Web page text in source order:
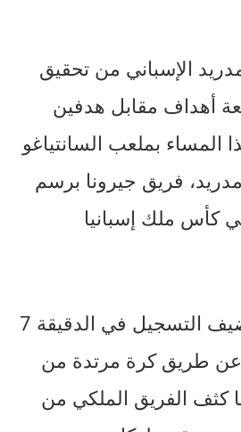
الإسباني من تحقيق
أهداف مقابل هدفين
المساء بملعب السانتياغو
مدريد، فريق جيرونا برسم
كأس ملك إسبانيا
و افتتح الفريق الضيف التسجيل في الدقيقة 7
طريق كرة مرتدة من
كثف الفريق الملكي من